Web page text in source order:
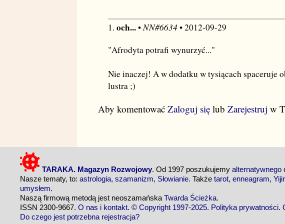
1. och...•NN#6634• 2012-09-29
"Afrodyta potrafi wynurzyć..."
Nie inaczej! A w dodatku w tysiącach spaceruje
lustra ;)
Aby komentować Zaloguj się lub Zarejestruj w
TARAKA. Magazyn Rozwojowy. Od 1997 poszukujemy alternatywnego
Nasze tematy, to: astrologia, szamanizm, Słowianie. Także tarot, enneagram,
umysłem.
Naszą firmową metodą jest neoszamańska Twarda Ścieżka.
ISSN 2300-9667. O nas i kontakt. © Copyright 1997-2025. Polityka prywatności.
Do czego jest potrzebna rejestracja?